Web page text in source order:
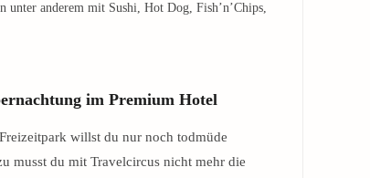
anderem mit Sushi, Hot Dog, Fish’n’Chips,
im Premium Hotel
willst du nur noch todmüde
musst du mit Travelcircus nicht mehr die